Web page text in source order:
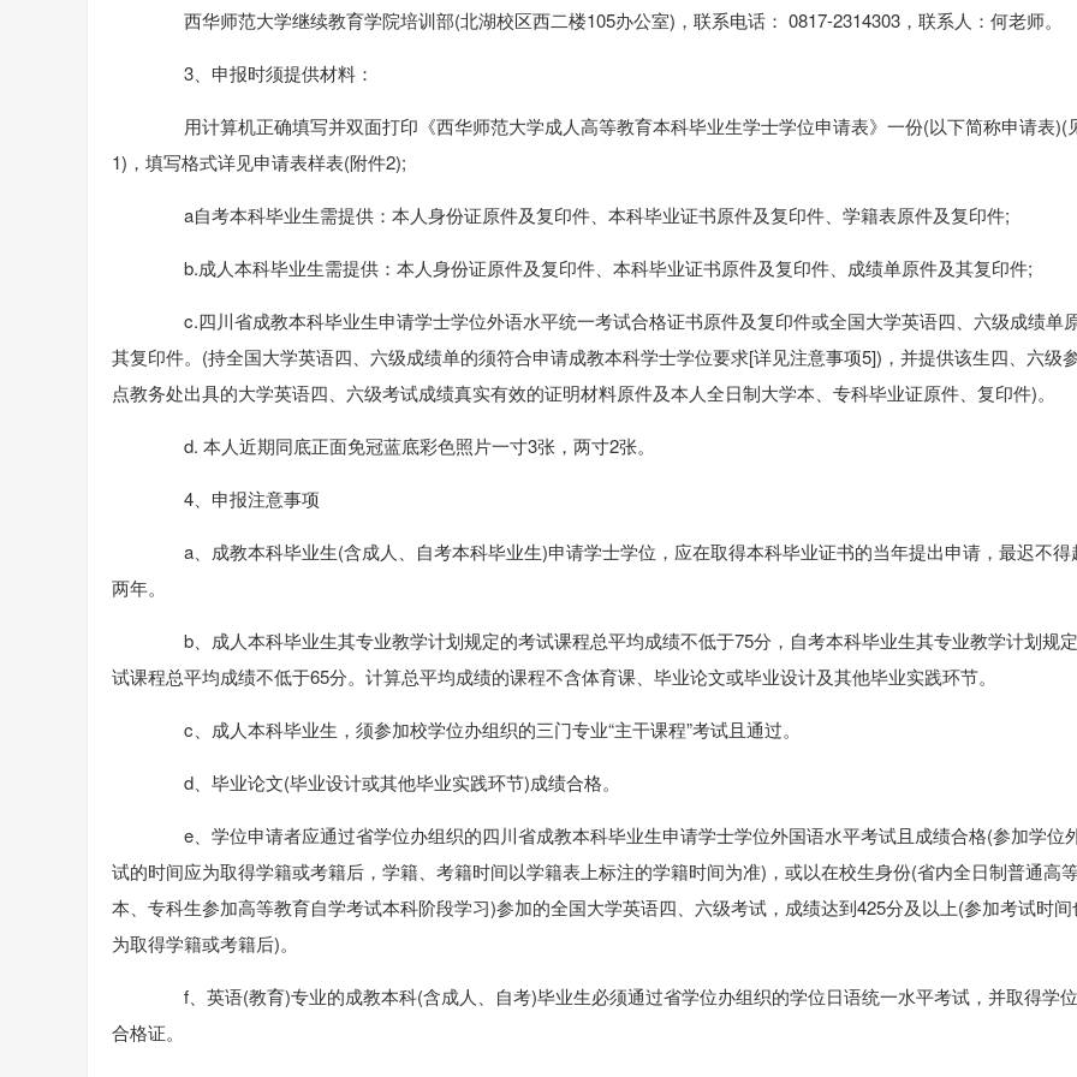
西华师范大学继续教育学院培训部(北湖校区西二楼105办公室)，联系电话： 0817-2314303，联系人：何老师。
3、申报时须提供材料：
用计算机正确填写并双面打印《西华师范大学成人高等教育本科毕业生学士学位申请表》一份(以下简称申请表)(
1)，填写格式详见申请表样表(附件2);
a自考本科毕业生需提供：本人身份证原件及复印件、本科毕业证书原件及复印件、学籍表原件及复印件;
b.成人本科毕业生需提供：本人身份证原件及复印件、本科毕业证书原件及复印件、成绩单原件及其复印件;
c.四川省成教本科毕业生申请学士学位外语水平统一考试合格证书原件及复印件或全国大学英语四、六级成绩单
其复印件。(持全国大学英语四、六级成绩单的须符合申请成教本科学士学位要求[详见注意事项5])，并提供该生四、六级
点教务处出具的大学英语四、六级考试成绩真实有效的证明材料原件及本人全日制大学本、专科毕业证原件、复印件)。
d. 本人近期同底正面免冠蓝底彩色照片一寸3张，两寸2张。
4、申报注意事项
a、成教本科毕业生(含成人、自考本科毕业生)申请学士学位，应在取得本科毕业证书的当年提出申请，最迟不得
两年。
b、成人本科毕业生其专业教学计划规定的考试课程总平均成绩不低于75分，自考本科毕业生其专业教学计划规
试课程总平均成绩不低于65分。计算总平均成绩的课程不含体育课、毕业论文或毕业设计及其他毕业实践环节。
c、成人本科毕业生，须参加校学位办组织的三门专业“主干课程”考试且通过。
d、毕业论文(毕业设计或其他毕业实践环节)成绩合格。
e、学位申请者应通过省学位办组织的四川省成教本科毕业生申请学士学位外国语水平考试且成绩合格(参加学位
试的时间应为取得学籍或考籍后，学籍、考籍时间以学籍表上标注的学籍时间为准)，或以在校生身份(省内全日制普通高
本、专科生参加高等教育自学考试本科阶段学习)参加的全国大学英语四、六级考试，成绩达到425分及以上(参加考试时间
为取得学籍或考籍后)。
f、英语(教育)专业的成教本科(含成人、自考)毕业生必须通过省学位办组织的学位日语统一水平考试，并取得学
合格证。